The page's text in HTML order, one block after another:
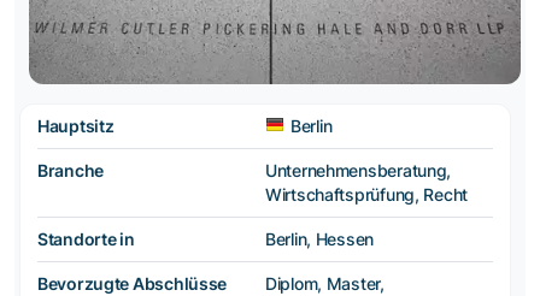
Hauptsitz Berlin
Branche
Unternehmensberatung,
Wirtschaftsprüfung, Recht
Standorte in Berlin, Hessen
Bevorzugte Abschlüsse
Diplom, Master,